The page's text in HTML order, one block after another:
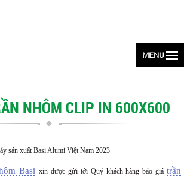
MENU
NHÔM CLIP IN 600X600
sản xuất Basi Alumi Việt Nam 2023
Basi xin được gửi tới Quý khách hàng báo giá trần